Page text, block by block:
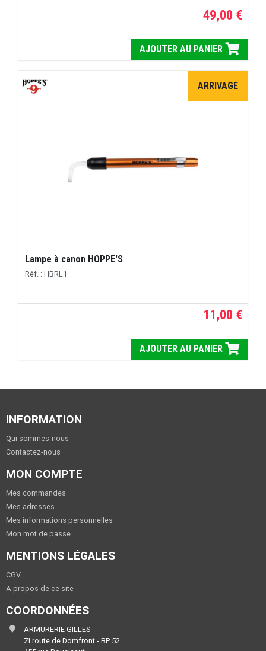
49,00 €
AJOUTER AU PANIER
ARRIVAGE
Lampe à canon HOPPE'S
Réf. : HBRL1
11,00 €
AJOUTER AU PANIER
INFORMATION
Qui sommes-nous
Contactez-nous
MON COMPTE
Mes commandes
Mes adresses
Mes informations personnelles
Mon mot de passe
MENTIONS LÉGALES
CGV
A propos de ce site
COORDONNÉES
ARMURERIE GILLES
ZI route de Domfront - BP 52